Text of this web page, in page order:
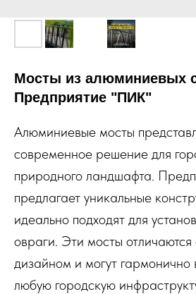
Мосты из алюминиевых
Предприятие "ПИК"
Алюминиевые мосты
современное решение для
природного ландшафта.
предлагает уникальные
идеально подходят для
овраги. Эти мосты
дизайном и могут гармонично
любую городскую